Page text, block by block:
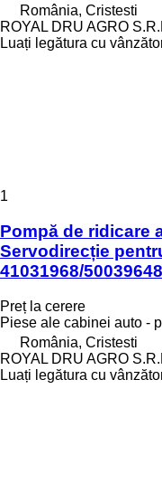
România, Cristesti
ROYAL DRU AGRO
Luați legătura cu
1
Pompă de ridicare
Servodirecție
41031968/
Preț la cerere
Piese ale cabinei auto -
România, Cristesti
ROYAL DRU AGRO
Luați legătura cu